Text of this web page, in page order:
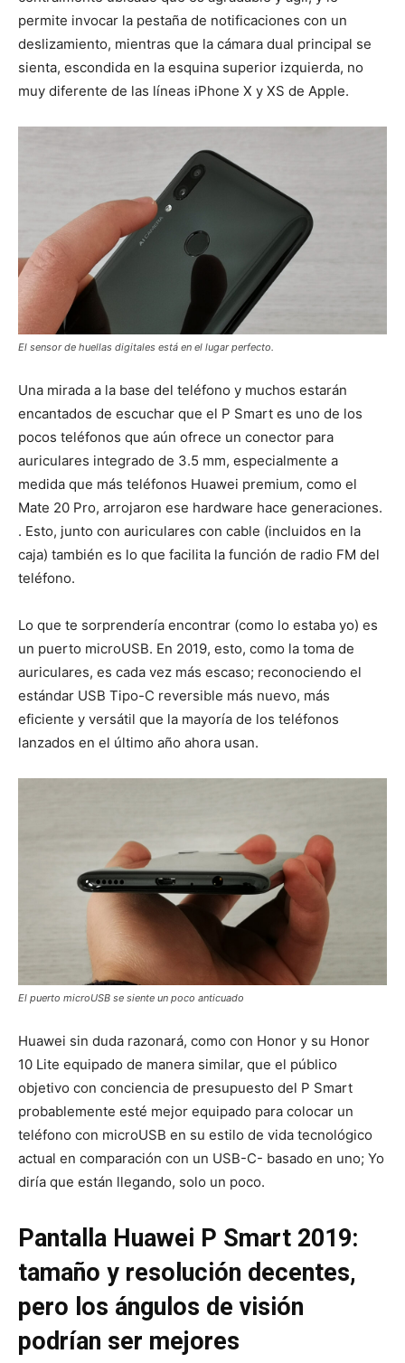
permite invocar la pestaña de notificaciones con un
deslizamiento, mientras que la cámara dual principal se
sienta, escondida en la esquina superior izquierda, no
muy diferente de las líneas iPhone X y XS de Apple.
El sensor de huellas digitales está en el lugar perfecto.
Una mirada a la base del teléfono y muchos estarán
encantados de escuchar que el P Smart es uno de los
pocos teléfonos que aún ofrece un conector para
auriculares integrado de 3.5 mm, especialmente a
medida que más teléfonos Huawei premium, como el
Mate 20 Pro, arrojaron ese hardware hace generaciones.
. Esto, junto con auriculares con cable (incluidos en la
caja) también es lo que facilita la función de radio FM del
teléfono.
Lo que te sorprendería encontrar (como lo estaba yo) es
un puerto microUSB. En 2019, esto, como la toma de
auriculares, es cada vez más escaso; reconociendo el
estándar USB Tipo-C reversible más nuevo, más
eficiente y versátil que la mayoría de los teléfonos
lanzados en el último año ahora usan.
El puerto microUSB se siente un poco anticuado
Huawei sin duda razonará, como con Honor y su Honor
10 Lite equipado de manera similar, que el público
objetivo con conciencia de presupuesto del P Smart
probablemente esté mejor equipado para colocar un
teléfono con microUSB en su estilo de vida tecnológico
actual en comparación con un USB-C- basado en uno; Yo
diría que están llegando, solo un poco.
Pantalla Huawei P Smart 2019:
tamaño y resolución decentes,
pero los ángulos de visión
podrían ser mejores